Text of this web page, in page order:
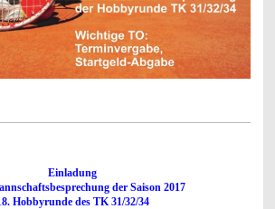
Einladung
der Saison 2017
Hobbyrunde des TK 31/32/34